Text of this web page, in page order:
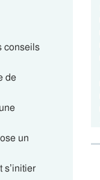
conseils
de
un